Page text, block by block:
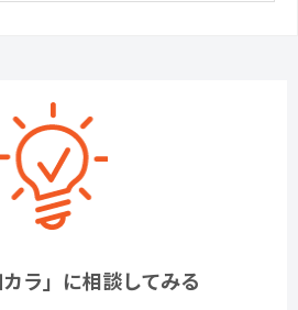
カラ」に相談してみる